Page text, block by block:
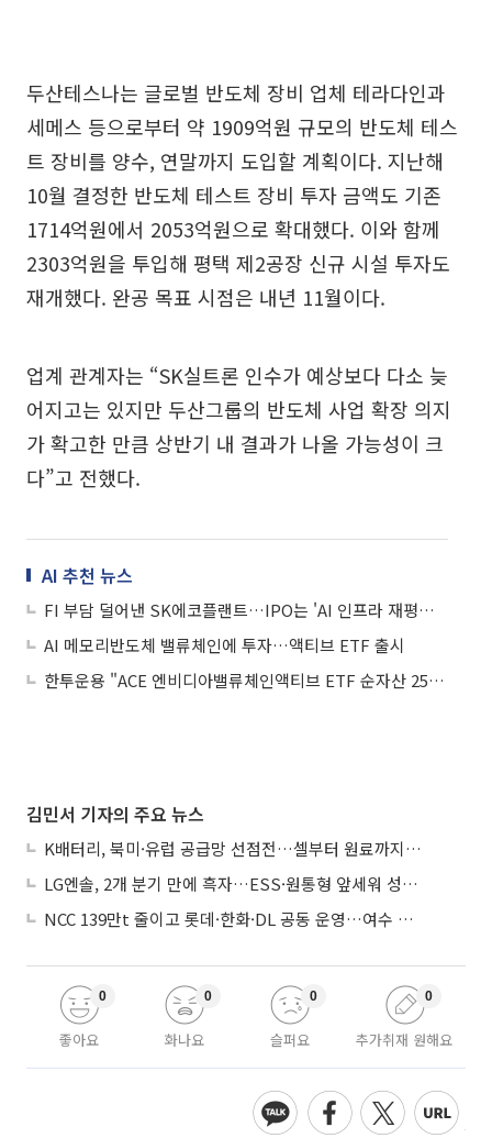
두산테스나는 글로벌 반도체 장비 업체 테라다인과
세메스 등으로부터 약 1909억원 규모의 반도체 테스
트 장비를 양수, 연말까지 도입할 계획이다. 지난해
10월 결정한 반도체 테스트 장비 투자 금액도 기존
1714억원에서 2053억원으로 확대했다. 이와 함께
2303억원을 투입해 평택 제2공장 신규 시설 투자도
재개했다. 완공 목표 시점은 내년 11월이다.
업계 관계자는 “SK실트론 인수가 예상보다 다소 늦
어지고는 있지만 두산그룹의 반도체 사업 확장 의지
가 확고한 만큼 상반기 내 결과가 나올 가능성이 크
다”고 전했다.
AI 추천 뉴스
FI 부담 덜어낸 SK에코플랜트…IPO는 'AI 인프라 재평가' 시험대
AI 메모리반도체 밸류체인에 투자…액티브 ETF 출시
한투운용 "ACE 엔비디아밸류체인액티브 ETF 순자산 2500억원 돌파"
김민서 기자의 주요 뉴스
K배터리, 북미·유럽 공급망 선점전…셀부터 원료까지 현지화
LG엔솔, 2개 분기 만에 흑자…ESS·원통형 앞세워 성장 가속
NCC 139만t 줄이고 롯데·한화·DL 공동 운영…여수 1호 본궤도
좋아요
0
화나요
0
슬퍼요
0
추가취재 원해요
0